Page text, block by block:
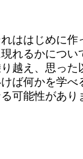
はじめに
れるかにつ
え、思っ
ば何かを学
可能性があり